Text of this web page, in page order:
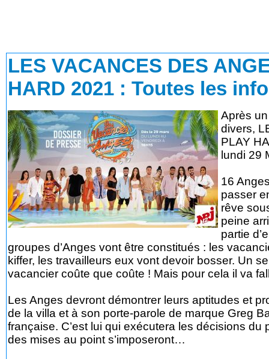
LES VACANCES DES
HARD 2021 : Toutes les
Après
divers,
PLAY
lundi 29
16
passer
rêve
peine
partie
groupes d’Anges vont être constitués : les
kiffer, les travailleurs eux vont devoir bosser. Un
vacancier coûte que coûte ! Mais pour cela il va
Les Anges devront démontrer leurs aptitudes et
de la villa et à son porte-parole de marque Greg
française. C’est lui qui exécutera les décisions
des mises au point s’imposeront…